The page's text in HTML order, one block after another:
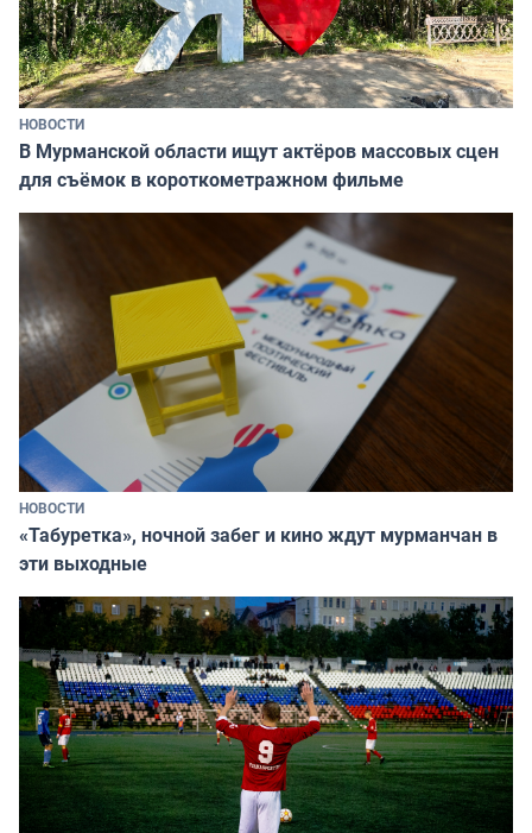
НОВОСТИ
В Мурманской области ищут актёров массовых сцен
для съёмок в короткометражном фильме
НОВОСТИ
«Табуретка», ночной забег и кино ждут мурманчан в
эти выходные